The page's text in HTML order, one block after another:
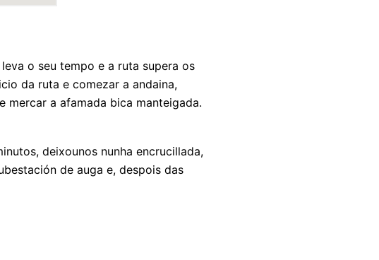
leva o seu tempo e a ruta supera os
da ruta e comezar a andaina,
mercar a afamada bica manteigada.
deixounos nunha encrucillada,
de auga e, despois das